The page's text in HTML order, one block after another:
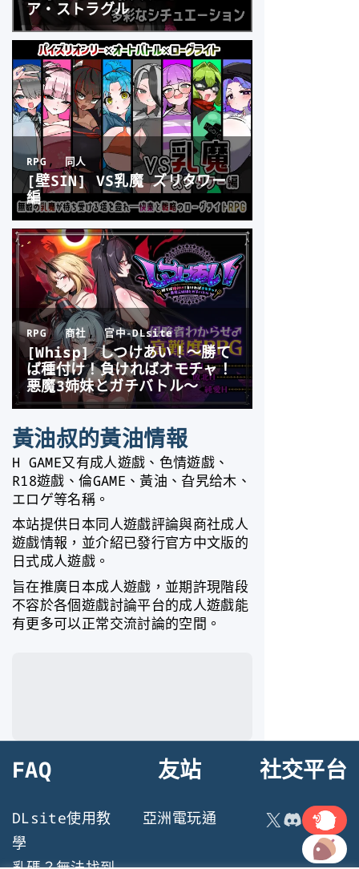
黃油叔的黃油情報
H GAME又有成人遊戲、色情遊戲、
R18遊戲、倫GAME、黃油、旮旯给木、
エロゲ等名稱。
本站提供日本同人遊戲評論與商社成人
遊戲情報，並介紹已發行官方中文版的
日式成人遊戲。
旨在推廣日本成人遊戲，並期許現階段
不容於各個遊戲討論平台的成人遊戲能
有更多可以正常交流討論的空間。
FAQ
DLsite使用教
學
友站
亞洲電玩通
社交平台
X Discord
連結
連結